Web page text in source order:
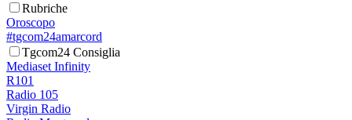
Rubriche
Oroscopo
#tgcom24amarcord
Tgcom24 Consiglia
Mediaset Infinity
R101
Radio 105
Virgin Radio